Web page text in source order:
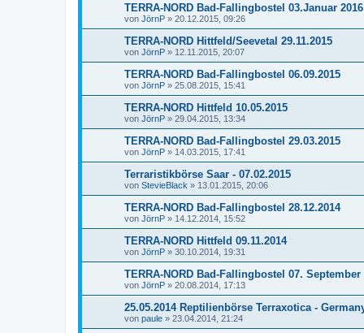
TERRA-NORD Bad-Fallingbostel 03.Januar 2016
von JörnP » 20.12.2015, 09:26
TERRA-NORD Hittfeld/Seevetal 29.11.2015
von JörnP » 12.11.2015, 20:07
TERRA-NORD Bad-Fallingbostel 06.09.2015
von JörnP » 25.08.2015, 15:41
TERRA-NORD Hittfeld 10.05.2015
von JörnP » 29.04.2015, 13:34
TERRA-NORD Bad-Fallingbostel 29.03.2015
von JörnP » 14.03.2015, 17:41
Terraristikbörse Saar - 07.02.2015
von StevieBlack » 13.01.2015, 20:06
TERRA-NORD Bad-Fallingbostel 28.12.2014
von JörnP » 14.12.2014, 15:52
TERRA-NORD Hittfeld 09.11.2014
von JörnP » 30.10.2014, 19:31
TERRA-NORD Bad-Fallingbostel 07. September
von JörnP » 20.08.2014, 17:13
25.05.2014 Reptilienbörse Terraxotica -
von paule » 23.04.2014, 21:24